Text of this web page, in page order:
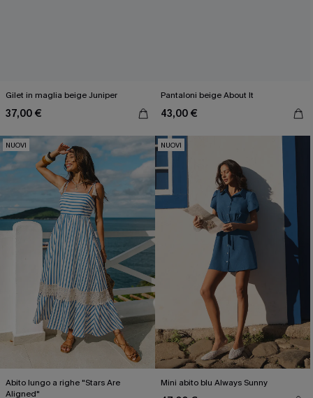
Gilet in maglia beige Juniper
37,00 €
Pantaloni beige About It
43,00 €
NUOVI
Abito lungo a righe "Stars Are
Aligned"
NUOVI
Mini abito blu Always Sunny